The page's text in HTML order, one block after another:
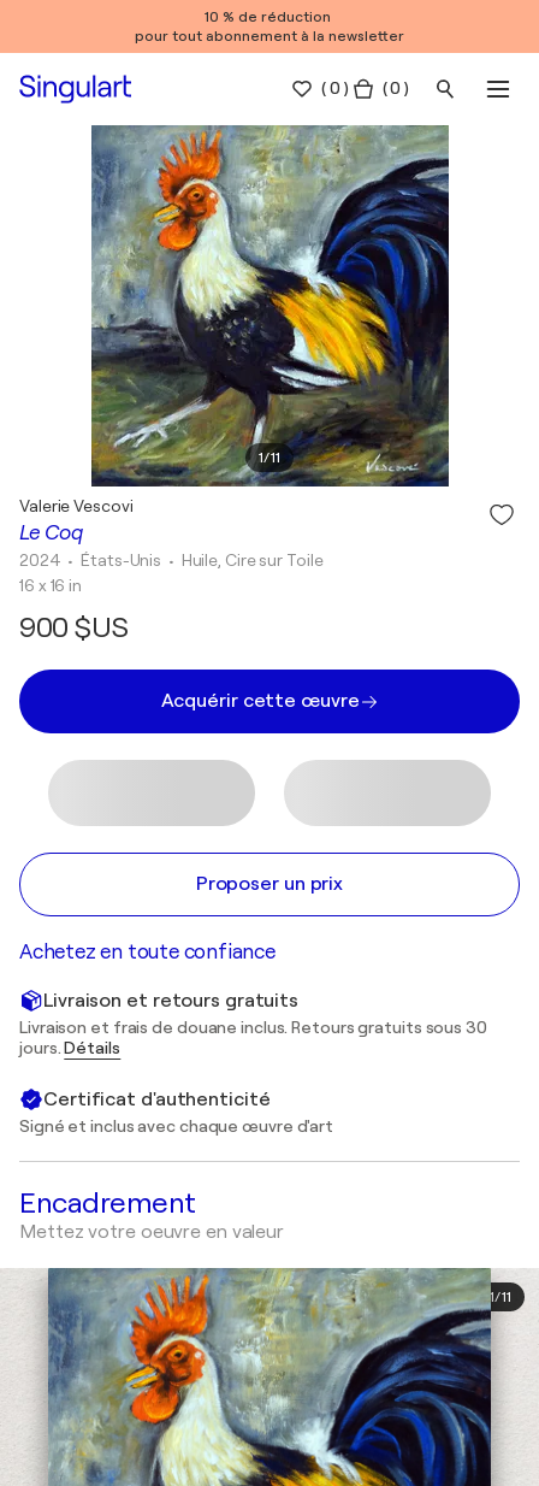
10 % de réduction
pour tout abonnement à la newsletter
(0 ) ( 0 )
1/11
Le Coq
Valerie Vescovi
2024 • États-Unis • Huile, Cire sur Toile
16 x 16 in
900 $US
Acquérir cette œuvre
Proposer un prix
Achetez en toute confiance
Livraison et retours gratuits
Livraison et frais de douane inclus. Retours gratuits sous 30
jours.Détails
Certificat d'authenticité
Signé et inclus avec chaque œuvre d'art
Encadrement
Mettez votre oeuvre en valeur
1/11